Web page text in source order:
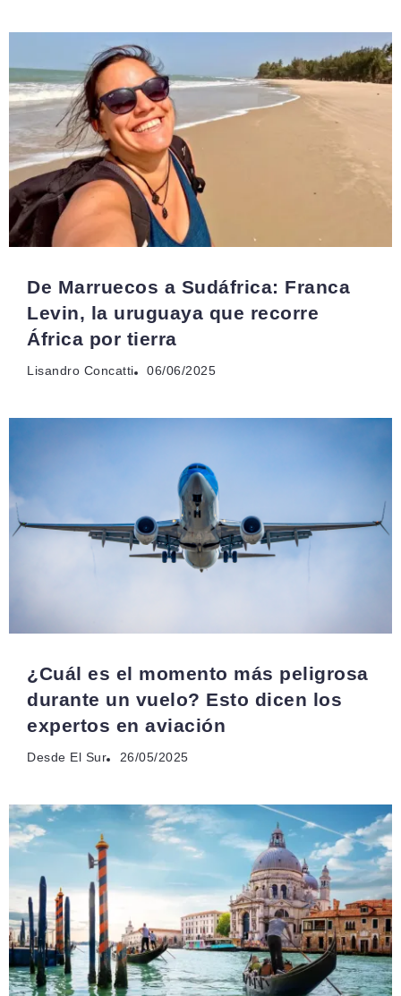
De Marruecos a Sudáfrica: Franca
Levin, la uruguaya que recorre
África por tierra
Lisandro Concatti 06/06/2025
¿Cuál es el momento más peligrosa
durante un vuelo? Esto dicen los
expertos en aviación
Desde El Sur 26/05/2025